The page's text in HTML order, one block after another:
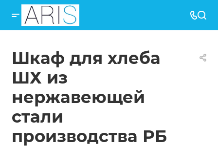
Шкаф для хлеба
ШХ из
нержавеющей
стали
производства РБ